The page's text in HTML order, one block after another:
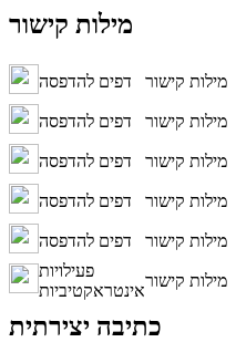
מילות קישור
דפים להדפסה מילות קישור
דפים להדפסה
מילות קישור
דפים להדפסה
מילות קישור
דפים להדפסה
מילות קישור
דפים להדפסה
מילות קישור
פעילויות
אינטראקטיביות
מילות קישור
כתיבה יצירתית